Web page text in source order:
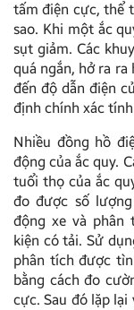
tấm điện cực, thể
sao. Khi một ắc
sụt giảm. Các
quá ngắn, hở ra
đến độ dẫn điện
định chính xác
Nhiều đồng hồ
động của ắc quy.
tuổi thọ của ắc
đo được số
động xe và phân
kiện có tải. Sử
phân tích được
bằng cách đo
cực. Sau đó lặp